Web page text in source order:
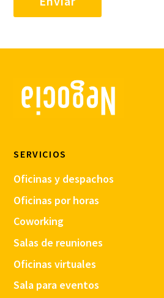
SERVICIOS
Oficinas y despachos
Oficinas por horas
Coworking
Salas de reuniones
Oficinas virtuales
Sala para eventos